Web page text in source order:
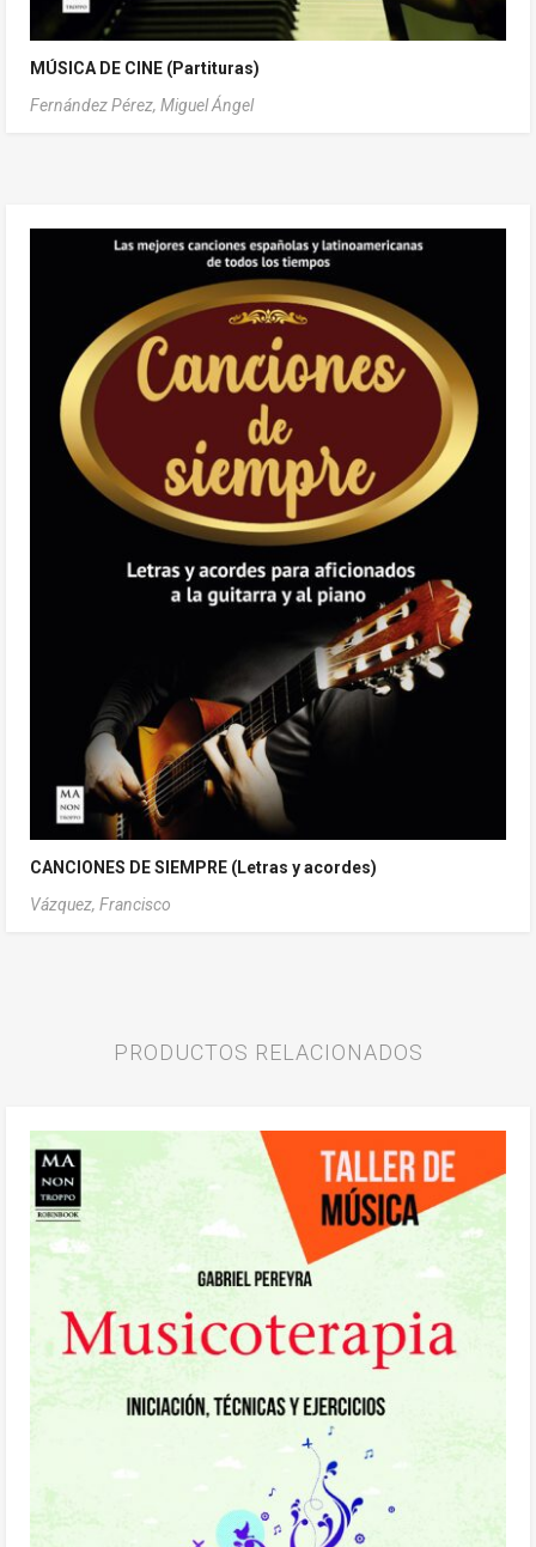
MÚSICA DE CINE (Partituras)
Fernández Pérez, Miguel Ángel
CANCIONES DE SIEMPRE (Letras y acordes)
Vázquez, Francisco
PRODUCTOS RELACIONADOS